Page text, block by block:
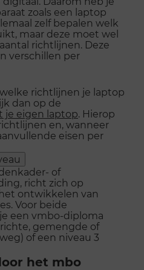
zoals een laptop
zelf bepalen welk
maar deze moet wel
richtlijnen. Deze
verschillen per
richtlijnen je laptop
dan op de
je eigen laptop. Hierop
en, wanneer
eisen per
of
richt zich op
ontwikkelen van
Voor beide
een vmbo-diploma
gemengde of
of een niveau 3
het mbo